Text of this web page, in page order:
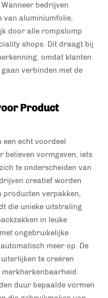
bedrijven
van aluminiumfolie,
door alle rompslomp
shops. Dit draagt bij
omdat klanten
verbinden met de
Product
een echt voordeel
believen vormgeven, iets
te onderscheiden van
creatief worden
producten verpakken,
die unieke uitstraling
in leuke
ongebruikelijke
meer op. De
te creëren
duur bepaalde vormen